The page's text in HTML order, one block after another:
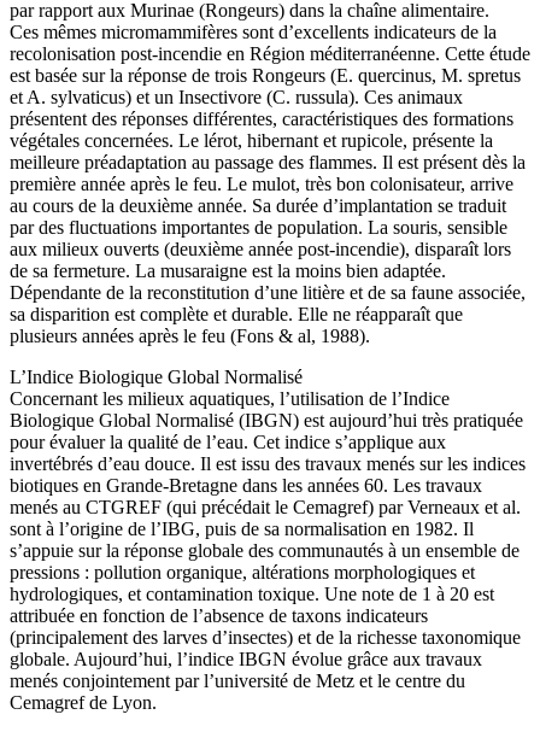
par rapport aux Murinae (Rongeurs) dans la chaîne alimentaire.
Ces mêmes micromammifères sont d’excellents indicateurs de la
recolonisation post-incendie en Région méditerranéenne. Cette étude
est basée sur la réponse de trois Rongeurs (E. quercinus, M. spretus
et A. sylvaticus) et un Insectivore (C. russula). Ces animaux
présentent des réponses différentes, caractéristiques des formations
végétales concernées. Le lérot, hibernant et rupicole, présente la
meilleure préadaptation au passage des flammes. Il est présent dès la
première année après le feu. Le mulot, très bon colonisateur, arrive
au cours de la deuxième année. Sa durée d’implantation se traduit
par des fluctuations importantes de population. La souris, sensible
aux milieux ouverts (deuxième année post-incendie), disparaît lors
de sa fermeture. La musaraigne est la moins bien adaptée.
Dépendante de la reconstitution d’une litière et de sa faune associée,
sa disparition est complète et durable. Elle ne réapparaît que
plusieurs années après le feu (Fons & al, 1988).
L’Indice Biologique Global Normalisé
Concernant les milieux aquatiques, l’utilisation de l’Indice
Biologique Global Normalisé (IBGN) est aujourd’hui très pratiquée
pour évaluer la qualité de l’eau. Cet indice s’applique aux
invertébrés d’eau douce. Il est issu des travaux menés sur les indices
biotiques en Grande-Bretagne dans les années 60. Les travaux
menés au CTGREF (qui précédait le Cemagref) par Verneaux et al.
sont à l’origine de l’IBG, puis de sa normalisation en 1982. Il
s’appuie sur la réponse globale des communautés à un ensemble de
pressions : pollution organique, altérations morphologiques et
hydrologiques, et contamination toxique. Une note de 1 à 20 est
attribuée en fonction de l’absence de taxons indicateurs
(principalement des larves d’insectes) et de la richesse taxonomique
globale. Aujourd’hui, l’indice IBGN évolue grâce aux travaux
menés conjointement par l’université de Metz et le centre du
Cemagref de Lyon.